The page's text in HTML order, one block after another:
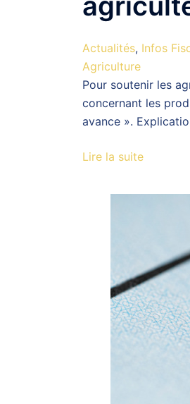
Actualités, Infos
Agriculture
Pour soutenir les
concernant les
avance ».
Lire la suite